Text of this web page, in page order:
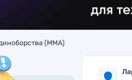
(MMA)